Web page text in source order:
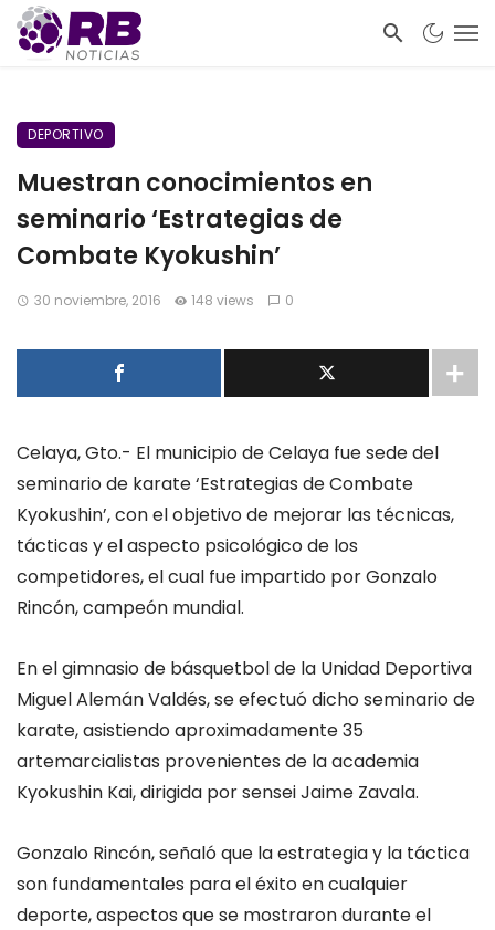
DEPORTIVO
Muestran conocimientos en
seminario ‘Estrategias de
Combate Kyokushin’
30 noviembre, 2016 148 views 0
Celaya, Gto.- El municipio de Celaya fue sede del
seminario de karate ‘Estrategias de Combate
Kyokushin’, con el objetivo de mejorar las técnicas,
tácticas y el aspecto psicológico de los
competidores, el cual fue impartido por Gonzalo
Rincón, campeón mundial.
En el gimnasio de básquetbol de la Unidad Deportiva
Miguel Alemán Valdés, se efectuó dicho seminario de
karate, asistiendo aproximadamente 35
artemarcialistas provenientes de la academia
Kyokushin Kai, dirigida por sensei Jaime Zavala.
Gonzalo Rincón, señaló que la estrategia y la táctica
son fundamentales para el éxito en cualquier
deporte, aspectos que se mostraron durante el